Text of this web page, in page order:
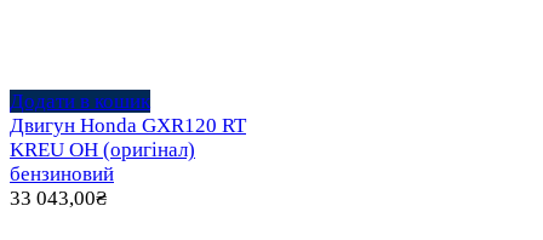
Додати в кошик
Двигун Honda GXR120 RT
KREU OH (оригінал)
бензиновий
33 043,00₴